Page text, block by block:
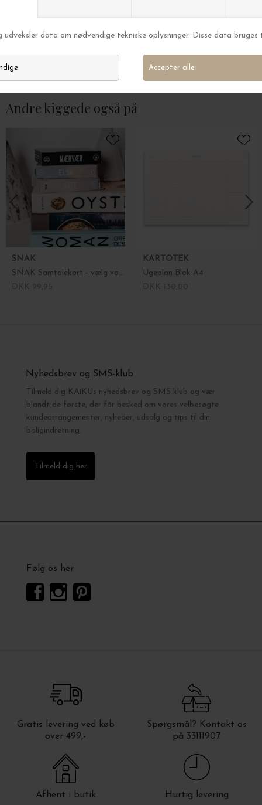
SNAK
SNAK Samtalekort - vælg variant i dropdown
DKK 99,95
Mette Ditmer
Art Piece Sitting
Andre kiggede også på
SNAK
SNAK Samtalekort - vælg variant i dropdown
KARTOTEK
Ugeplan Blok A4
Nyhedsbrev og SMS-klub
Tilmeld dig KAiKUs nyhedsbrev og SMS klub og vær
blandt de første, der får besked om vores velbesøgte
kundearrangementer, nyheder, udsalg og tips til din
boligindretning.
Tilmeld dig her
Følg os her
Gratis levering ved køb
over 499,-
Spørgsmål? Kontakt os
på 33111907
Afhent i butik Hurtig levering